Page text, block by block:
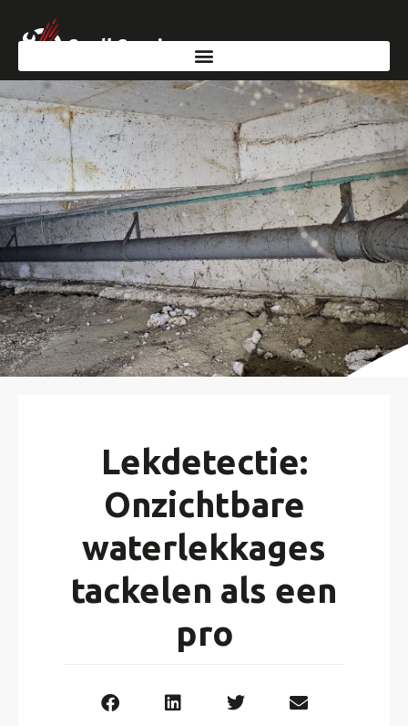
Lekdetectie:
Onzichtbare
waterlekkages
tackelen als een
pro